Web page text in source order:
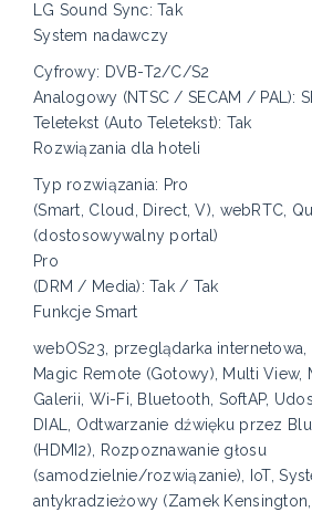
LG Sound Sync: Tak
System nadawczy
Cyfrowy: DVB-T2/C/S2
Analogowy (NTSC / SECAM / PAL):
Teletekst (Auto Teletekst): Tak
Rozwiązania dla hoteli
Typ rozwiązania: Pro
(Smart, Cloud, Direct, V), webRTC,
(dostosowywalny portal)
Pro
(DRM / Media): Tak / Tak
Funkcje Smart
webOS23, przeglądarka
Magic Remote (Gotowy), Multi View,
Galerii, Wi-Fi, Bluetooth, SoftAP,
DIAL, Odtwarzanie dźwięku przez
(HDMI2), Rozpoznawanie głosu
(samodzielnie/rozwiązanie), IoT,
antykradzieżowy (Zamek